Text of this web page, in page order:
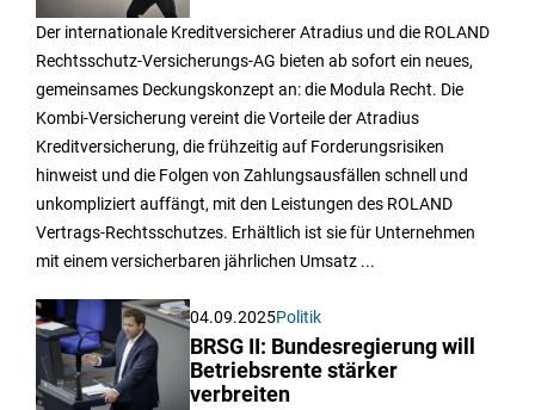
Der internationale Kreditversicherer Atradius und die ROLAND
Rechtsschutz-Versicherungs-AG bieten ab sofort ein neues,
gemeinsames Deckungskonzept an: die Modula Recht. Die
Kombi-Versicherung vereint die Vorteile der Atradius
Kreditversicherung, die frühzeitig auf Forderungsrisiken
hinweist und die Folgen von Zahlungsausfällen schnell und
unkompliziert auffängt, mit den Leistungen des ROLAND
Vertrags-Rechtsschutzes. Erhältlich ist sie für Unternehmen
mit einem versicherbaren jährlichen Umsatz ...
04.09.2025Politik
BRSG II: Bundesregierung will
Betriebsrente stärker
verbreiten